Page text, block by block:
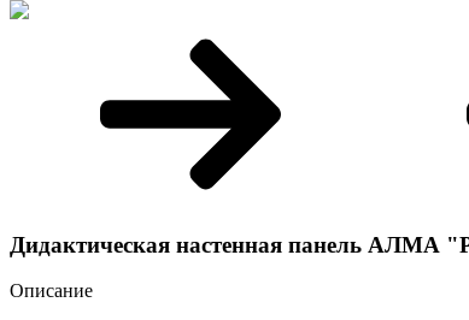
Дидактическая настенная панель АЛМА
Описание